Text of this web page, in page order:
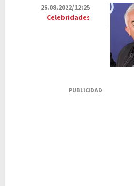
26.08.2022/12:25
Celebridades
PUBLICIDAD